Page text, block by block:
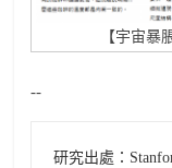
【宇宙暴
--
研究出處：